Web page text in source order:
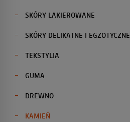
SKÓRY LAKIEROWANE
SKÓRY DELIKATNE I EGZOTYCZNE
TEKSTYLIA
GUMA
DREWNO
KAMIEŃ